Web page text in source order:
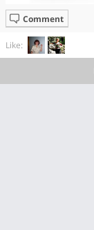
Comment
Like: